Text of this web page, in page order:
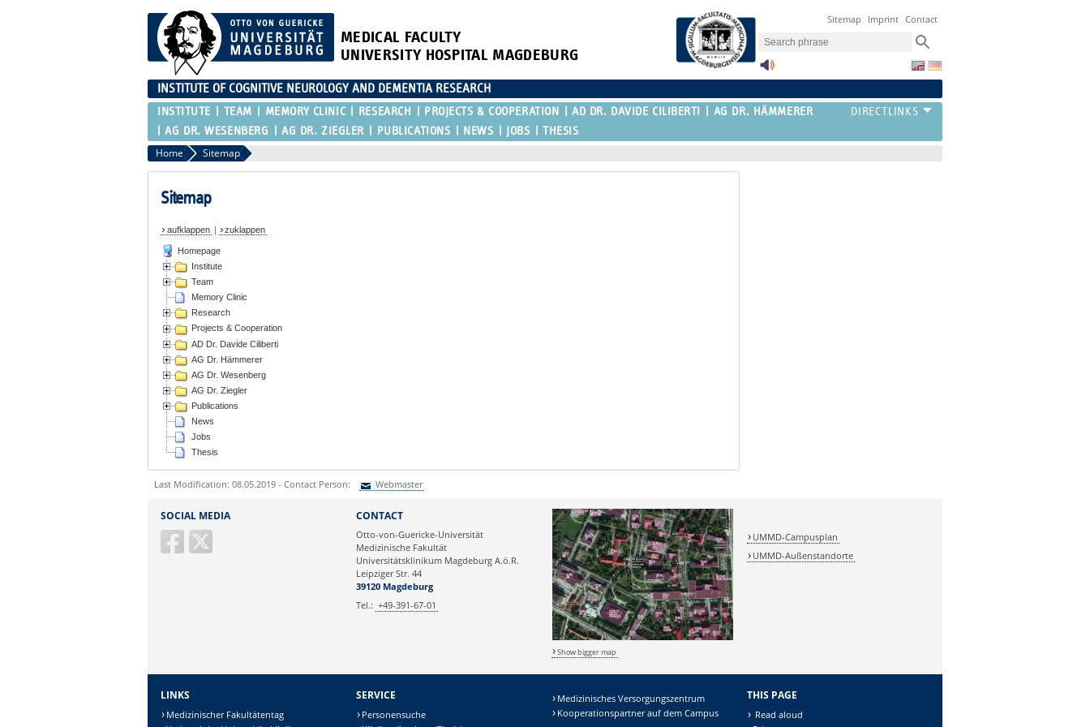
MEDICAL FACULTY
UNIVERSITY HOSPITAL MAGDEBURG
Sitemap Imprint Contact
INSTITUTE OF COGNITIVE NEUROLOGY AND DEMENTIA RESEARCH
INSTITUTE TEAM MEMORY CLINIC RESEARCH PROJECTS & COOPERATION AD DR. DAVIDE CILIBERTI
AG DR. HÄMMERER
AG DR. WESENBERG
AG DR. ZIEGLER PUBLICATIONS NEWS JOBS THESIS
Home Sitemap
Sitemap
aufklappen | zuklappen
Homepage
Institute
Team
Memory Clinic
Research
Projects & Cooperation
AD Dr. Davide Ciliberti
AG Dr. Hämmerer
AG Dr. Wesenberg
AG Dr. Ziegler
Publications
News
Jobs
Thesis
Last Modification: 08.05.2019 - Contact Person: Webmaster
Ihre E-Mailadresse:
SOCIAL MEDIA CONTACT
Otto-von-Guericke-Universität
Medizinische Fakultät
Universitätsklinikum Magdeburg A.ö.R.
Leipziger Str. 44
39120 Magdeburg
Tel.: +49-391-67-01
Show bigger map
UMMD-Campusplan
UMMD-Außenstandorte
LINKS
Medizinischer Fakultätentag
SERVICE
Personensuche
Medizinisches Versorgungszentrum
Kooperationspartner auf dem Campus
THIS PAGE
Read aloud